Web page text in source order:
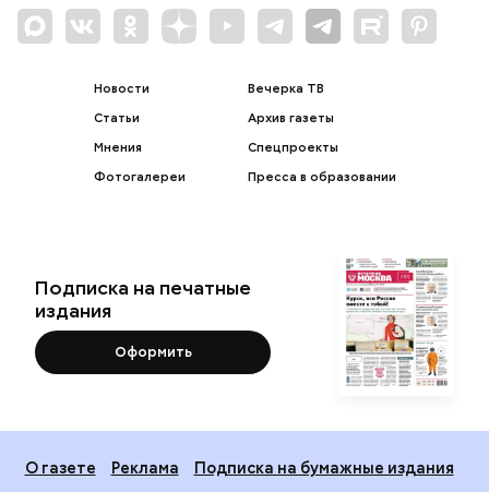
Новости
Статьи
Мнения
Фотогалереи
Вечерка ТВ
Архив газеты
Спецпроекты
Пресса в образовании
Подписка на печатные
издания
Оформить
О газете Реклама
Подписка на бумажные издания